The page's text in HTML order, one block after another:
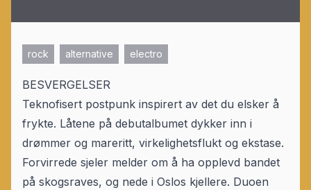
rock alternative electro
BESVERGELSER
Teknofisert postpunk inspirert av det du elsker å
frykte. Låtene på debutalbumet dykker inn i
drømmer og mareritt, virkelighetsflukt og ekstase.
Forvirrede sjeler melder om å ha opplevd bandet
på skogsraves, og nede i Oslos kjellere. Duoen